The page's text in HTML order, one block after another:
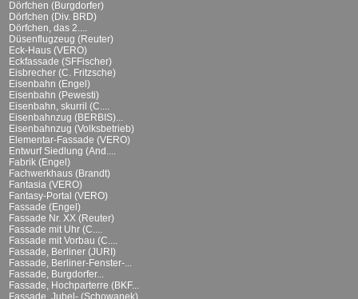
Dörfchen (Burgdorfer)
Dörfchen (Div. BRD)
Dörfchen, das 2....
Düsenflugzeug (Reuter)
Eck-Haus (VERO)
Eckfassade (SFFischer)
Eisbrecher (C. Fritzsche)
Eisenbahn (Engel)
Eisenbahn (Pewesti)
Eisenbahn, skurril (C....
Eisenbahnzug (BERBIS)...
Eisenbahnzug (Volksbetrieb)
Elementar-Fassade (VERO)
Entwurf Siedlung (And....
Fabrik (Engel)
Fachwerkhaus (Brandt)
Fantasia (VERO)
Fantasy-Portal (VERO)
Fassade (Engel)
Fassade Nr. XX (Reuter)
Fassade mit Uhr (C....
Fassade mit Vorbau (C....
Fassade, Berliner (JURI)
Fassade, Berliner-Fenster-...
Fassade, Burgdorfer...
Fassade, Hochparterre (BKF...
Fassade, Jubel- (Schowanek)